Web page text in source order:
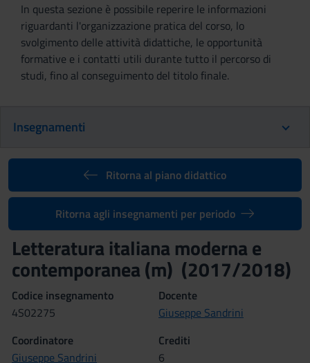
In questa sezione è possibile reperire le informazioni
riguardanti l'organizzazione pratica del corso, lo
svolgimento delle attività didattiche, le opportunità
formative e i contatti utili durante tutto il percorso di
studi, fino al conseguimento del titolo finale.
Insegnamenti
Ritorna al piano didattico
Ritorna agli insegnamenti per periodo
Letteratura italiana moderna e
contemporanea (m) (2017/2018)
Codice insegnamento
4S02275
Docente
Giuseppe Sandrini
Coordinatore
Giuseppe Sandrini
Crediti
6